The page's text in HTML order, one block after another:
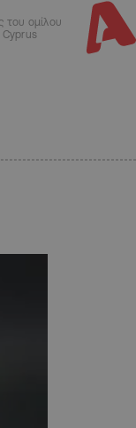
του ομίλου
Cyprus